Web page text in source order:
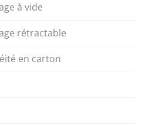
à vide
rétractable
en carton